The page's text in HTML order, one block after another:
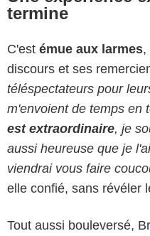
termine
C'est émue aux larmes,
discours et ses
téléspectateurs pour
m'envoient de temps en
est extraordinaire, je
aussi heureuse que je
viendrai vous faire
elle confié, sans révéler
Tout aussi bouleversé,